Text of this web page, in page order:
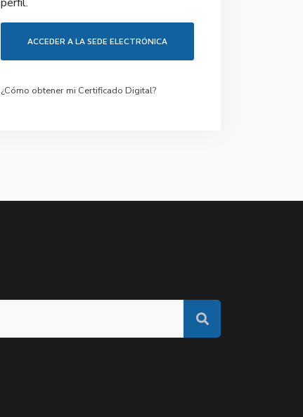
ACCEDER A LA SEDE ELECTRÓNICA
¿Cómo obtener mi Certificado Digital?